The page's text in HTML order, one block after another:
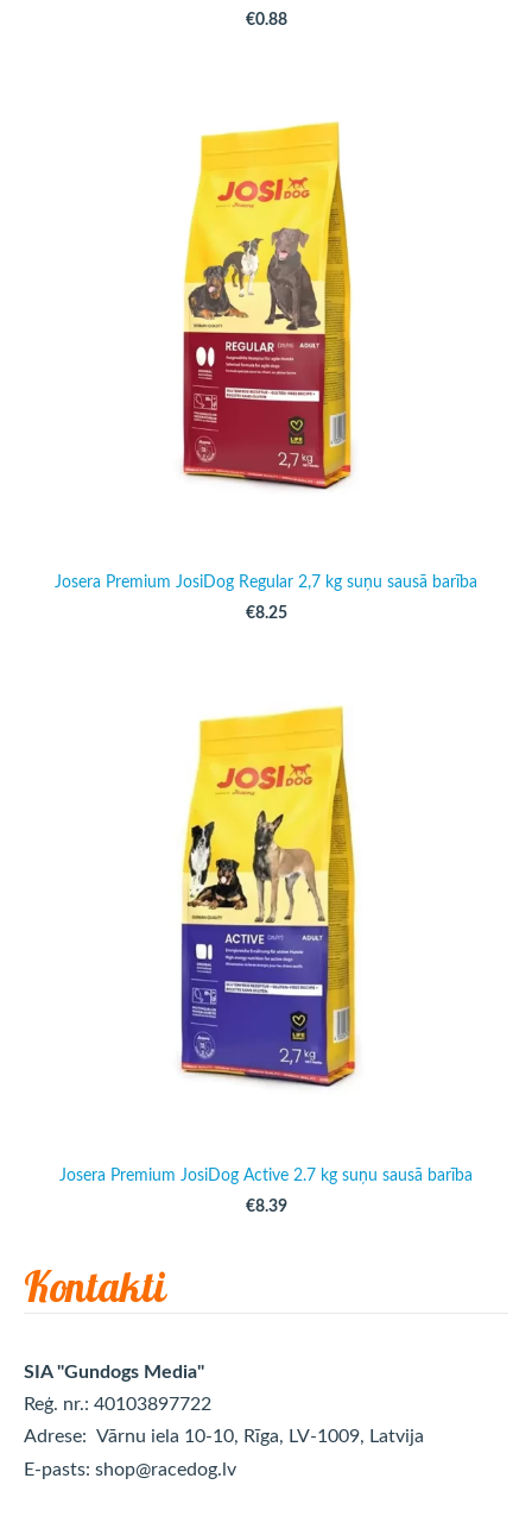
Kontakti
SIA "Gundogs Media"
Reģ. nr.: 40103897722
Adrese: Vārnu iela 10-10, Rīga, LV-1009, Latvija
E-pasts: shop@racedog.lv
€0.88
Josera Premium JosiDog Regular 2,7 kg suņu sausā barība
€8.25
Josera Premium JosiDog Active 2.7 kg suņu sausā barība
€8.39